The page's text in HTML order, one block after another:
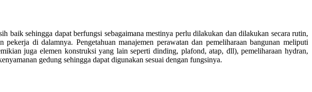
baik sehingga dapat berfungsi sebagaimana mestinya perlu dilakukan dan dilakukan secara rutin,
di dalamnya. Pengetahuan manajemen perawatan dan pemeliharaan bangunan meliputi
juga elemen konstruksi yang lain seperti dinding, plafond, atap, dll), pemeliharaan hydran,
gedung sehingga dapat digunakan sesuai dengan fungsinya.